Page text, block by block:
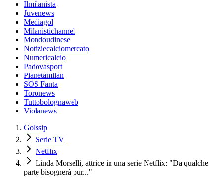
Ilmilanista
Juvenews
Mediagol
Milanistichannel
Mondoudinese
Notiziecalciomercato
Numericalcio
Padovasport
Pianetamilan
SOS Fanta
Toronews
Tuttobolognaweb
Violanews
Golssip
Serie TV
Netflix
Linda Morselli, attrice in una serie Netflix: "Da qualche
parte bisognerà pur..."